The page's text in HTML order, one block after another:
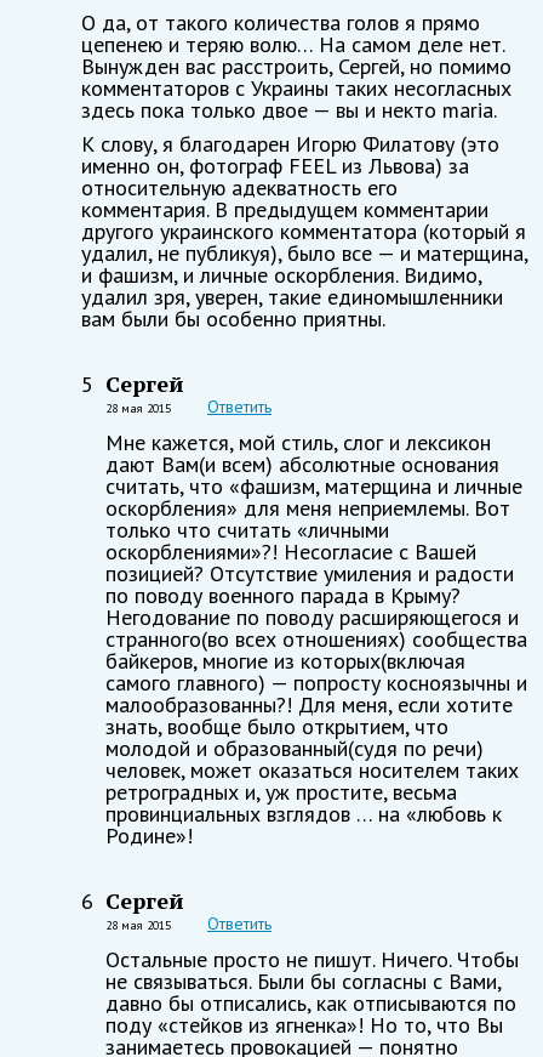
О да, от такого количества голов я прямо
цепенею и теряю волю… На самом деле нет.
Вынужден вас расстроить, Сергей, но помимо
комментаторов с Украины таких несогласных
здесь пока только двое — вы и некто maria.
К слову, я благодарен Игорю Филатову (это
именно он, фотограф FEEL из Львова) за
относительную адекватность его
комментария. В предыдущем комментарии
другого украинского комментатора (который я
удалил, не публикуя), было все — и матерщина,
и фашизм, и личные оскорбления. Видимо,
удалил зря, уверен, такие единомышленники
вам были бы особенно приятны.
5 Сергей
28 мая 2015 Ответить
Мне кажется, мой стиль, слог и лексикон
дают Вам(и всем) абсолютные основания
считать, что «фашизм, матерщина и личные
оскорбления» для меня неприемлемы. Вот
только что считать «личными
оскорблениями»?! Несогласие с Вашей
позицией? Отсутствие умиления и радости
по поводу военного парада в Крыму?
Негодование по поводу расширяющегося и
странного(во всех отношениях) сообщества
байкеров, многие из которых(включая
самого главного) — попросту косноязычны и
малообразованны?! Для меня, если хотите
знать, вообще было открытием, что
молодой и образованный(судя по речи)
человек, может оказаться носителем таких
ретроградных и, уж простите, весьма
провинциальных взглядов … на «любовь к
Родине»!
6 Сергей
28 мая 2015 Ответить
Остальные просто не пишут. Ничего. Чтобы
не связываться. Были бы согласны с Вами,
давно бы отписались, как отписываются по
поду «стейков из ягненка»! Но то, что Вы
занимаетесь провокацией — понятно